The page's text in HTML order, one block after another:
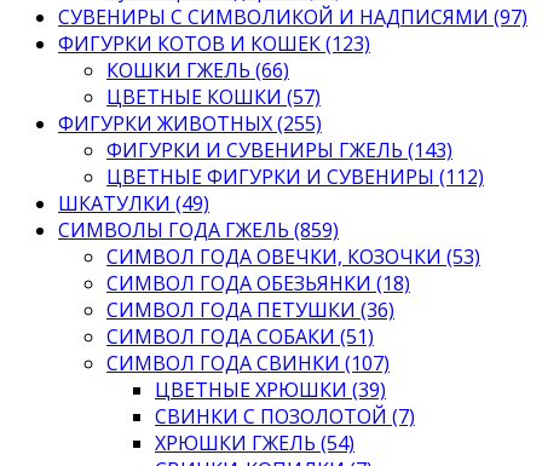
СУВЕНИРЫ С СИМВОЛИКОЙ И НАДПИСЯМИ (97)
ФИГУРКИ КОТОВ И КОШЕК (123)
КОШКИ ГЖЕЛЬ (66)
ЦВЕТНЫЕ КОШКИ (57)
ФИГУРКИ ЖИВОТНЫХ (255)
ФИГУРКИ И СУВЕНИРЫ ГЖЕЛЬ (143)
ЦВЕТНЫЕ ФИГУРКИ И СУВЕНИРЫ (112)
ШКАТУЛКИ (49)
СИМВОЛЫ ГОДА ГЖЕЛЬ (859)
СИМВОЛ ГОДА ОВЕЧКИ, КОЗОЧКИ (53)
СИМВОЛ ГОДА ОБЕЗЬЯНКИ (18)
СИМВОЛ ГОДА ПЕТУШКИ (36)
СИМВОЛ ГОДА СОБАКИ (51)
СИМВОЛ ГОДА СВИНКИ (107)
ЦВЕТНЫЕ ХРЮШКИ (39)
СВИНКИ С ПОЗОЛОТОЙ (7)
ХРЮШКИ ГЖЕЛЬ (54)